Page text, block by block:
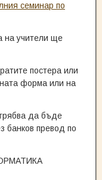
семинар по
на учители ще
постера или
форма или на
да бъде
банков превод по